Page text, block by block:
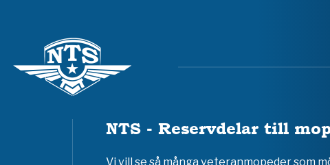
NTS - Reservdelar till
Vi vill se så många veteranmopeder som